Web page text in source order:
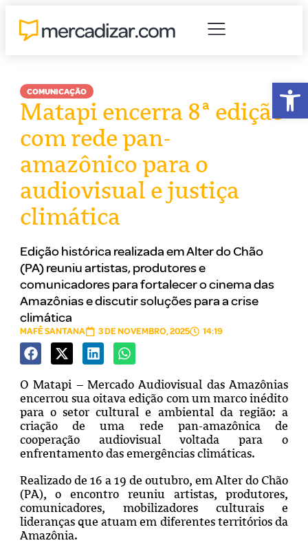
COMUNICAÇÃO
Matapi encerra 8ª edição
com rede pan-
amazônico para o
audiovisual e justiça
climática
Edição histórica realizada em Alter do Chão
(PA) reuniu artistas, produtores e
comunicadores para fortalecer o cinema das
Amazônias e discutir soluções para a crise
climática
MAFÊ SANTANA 3 DE NOVEMBRO, 2025 14:19
O Matapi – Mercado Audiovisual das Amazônias
encerrou sua oitava edição com um marco inédito
para o setor cultural e ambiental da região: a
criação de uma rede pan-amazônica de
cooperação audiovisual voltada para o
enfrentamento das emergências climáticas.
Realizado de 16 a 19 de outubro, em Alter do Chão
(PA), o encontro reuniu artistas, produtores,
comunicadores, mobilizadores culturais e
lideranças que atuam em diferentes territórios da
Amazônia.